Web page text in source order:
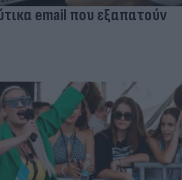
email που εξαπατούν